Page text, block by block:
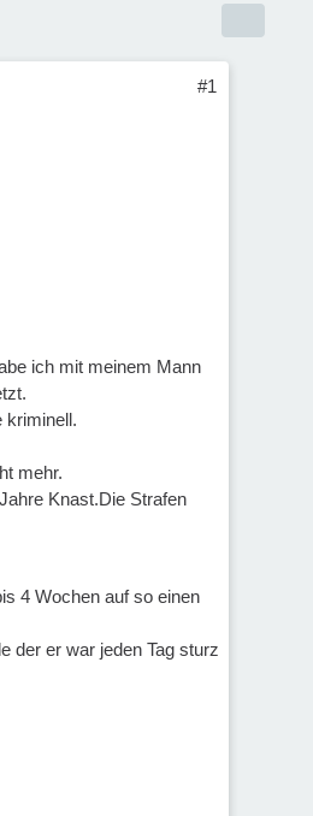
#1
ich mit meinem Mann
kriminell.
mehr.
Knast.Die Strafen
4 Wochen auf so einen
der er war jeden Tag sturz